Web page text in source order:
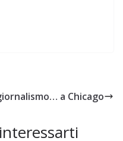
a Chicago